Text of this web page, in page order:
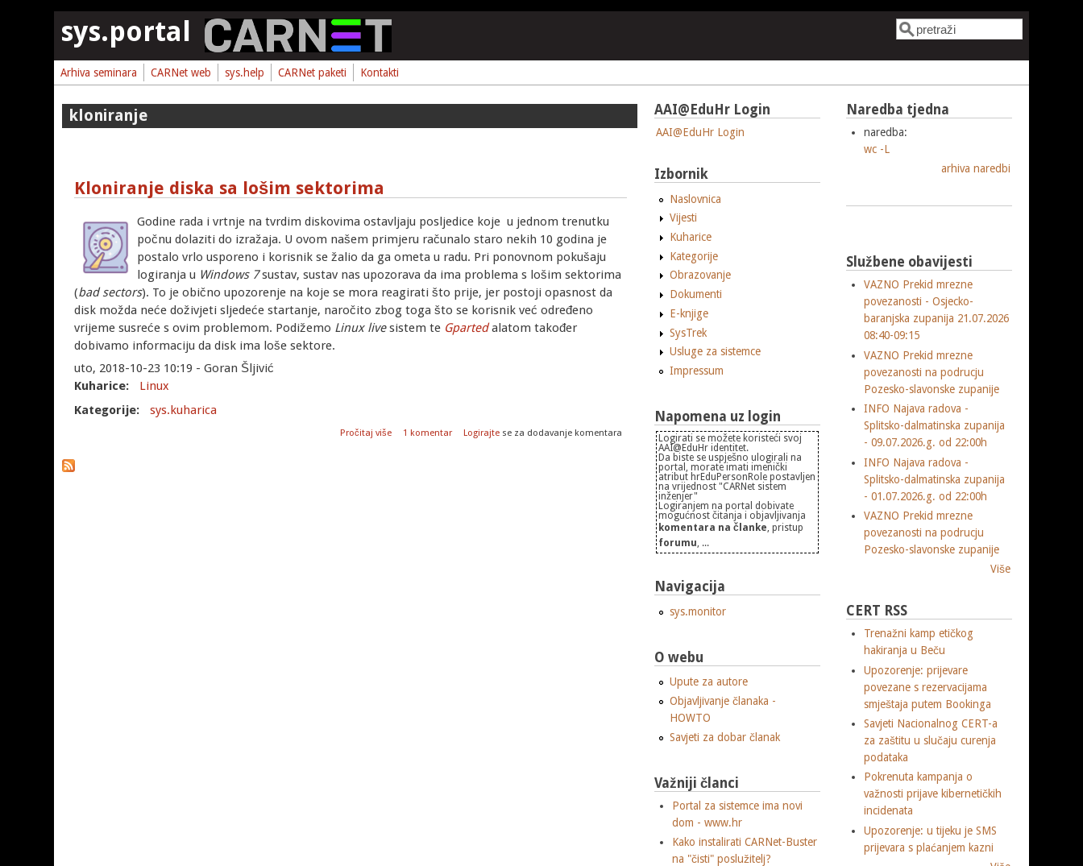
sys.portal Obrazac pretrage
Pretraga
Arhiva seminara CARNet web sys.help CARNet paketi Kontakti
kloniranje
Kloniranje diska sa lošim sektorima
Godine rada i vrtnje na tvrdim diskovima ostavljaju posljedice koje u jednom trenutku
počnu dolaziti do izražaja. U ovom našem primjeru računalo staro nekih 10 godina je
postalo vrlo usporeno i korisnik se žalio da ga ometa u radu. Pri ponovnom pokušaju
logiranja u Windows 7sustav, sustav nas upozorava da ima problema s lošim sektorima
(bad sectors). To je obično upozorenje na koje se mora reagirati što prije, jer postoji opasnost da
disk možda neće doživjeti sljedeće startanje, naročito zbog toga što se korisnik već određeno
vrijeme susreće s ovim problemom. Podižemo Linux livesistem te Gpartedalatom također
dobivamo informaciju da disk ima loše sektore.
uto, 2018-10-23 10:19 - Goran Šljivić
Kuharice:
Linux
Kategorije:
sys.kuharica
Pročitaj više o Kloniranje diska sa lošim sektorima
1 komentar Logirajte se za dodavanje komentara
AAI@EduHr Login
AAI@EduHr Login
Izbornik
Naslovnica
Vijesti
Kuharice
Kategorije
Obrazovanje
Dokumenti
E-knjige
SysTrek
Usluge za sistemce
Impressum
Napomena uz login
Logirati se možete koristeći svoj
AAI@EduHr identitet.
Da biste se uspješno ulogirali na
portal, morate imati imenički
atribut hrEduPersonRole postavljen
na vrijednost "CARNet sistem
inženjer"
Logiranjem na portal dobivate
mogućnost čitanja i objavljivanja
komentara na članke, pristup
forumu, ...
Navigacija
sys.monitor
O webu
Upute za autore
Objavljivanje članaka -
HOWTO
Savjeti za dobar članak
Važniji članci
Portal za sistemce ima novi
dom - www.hr
Kako instalirati CARNet-Buster
na "čisti" poslužitelj?
Naredba tjedna
naredba:
wc -L
arhiva naredbi
Službene obavijesti
VAZNO Prekid mrezne
povezanosti - Osjecko-
baranjska zupanija 21.07.2026
08:40-09:15
VAZNO Prekid mrezne
povezanosti na podrucju
Pozesko-slavonske zupanije
INFO Najava radova -
Splitsko-dalmatinska zupanija
- 09.07.2026.g. od 22:00h
INFO Najava radova -
Splitsko-dalmatinska zupanija
- 01.07.2026.g. od 22:00h
VAZNO Prekid mrezne
povezanosti na podrucju
Pozesko-slavonske zupanije
Više
CERT RSS
Trenažni kamp etičkog
hakiranja u Beču
Upozorenje: prijevare
povezane s rezervacijama
smještaja putem Bookinga
Savjeti Nacionalnog CERT-a
za zaštitu u slučaju curenja
podataka
Pokrenuta kampanja o
važnosti prijave kibernetičkih
incidenata
Upozorenje: u tijeku je SMS
prijevara s plaćanjem kazni